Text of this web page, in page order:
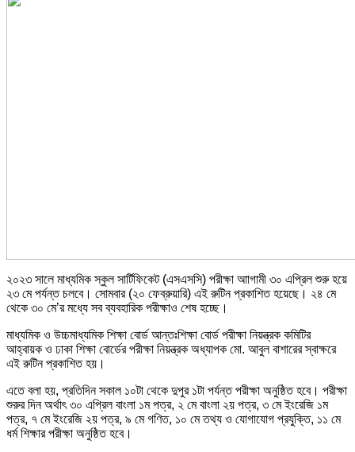
২০২৩ সালে মাধ্যমিক স্কুল সার্টিফিকেট (এসএসসি) পরীক্ষা আাগামী ৩০ এপ্রিল শুরু হয়ে
২৩ মে পর্যন্ত চলবে। সোমবার (২০ ফেব্রুয়ারি) এই রুটিন প্রকাশিত হয়েছে। ২৪ মে
থেকে ৩০ মে’র মধ্যে সব ব্যবহারিক পরীক্ষাও শেষ হচ্ছে।
মাধ্যমিক ও উচ্চমাধ্যমিক শিক্ষা বোর্ড আন্তঃশিক্ষা বোর্ড পরীক্ষা নিয়ন্ত্রক কমিটির
আহ্বায়ক ও ঢাকা শিক্ষা বোর্ডের পরীক্ষা নিয়ন্ত্রক অধ্যাপক মো. আবুল বাশারের স্বাক্ষরে
এই রুটিন প্রকাশিত হয়।
এতে বলা হয়, প্রতিদিন সকাল ১০টা থেকে দুপুর ১টা পর্যন্ত পরীক্ষা অনুষ্ঠিত হবে। পরীক্ষা
শুরুর দিন অর্থাৎ ৩০ এপ্রিল বাংলা ১ম পত্র, ২ মে বাংলা ২য় পত্র, ৩ মে ইংরেজি ১ম
পত্র, ৭ মে ইংরেজি ২য় পত্র, ৯ মে গণিত, ১০ মে তথ্য ও যোগাযোগ প্রযুক্তি, ১১ মে
ধর্ম শিক্ষার পরীক্ষা অনুষ্ঠিত হবে।